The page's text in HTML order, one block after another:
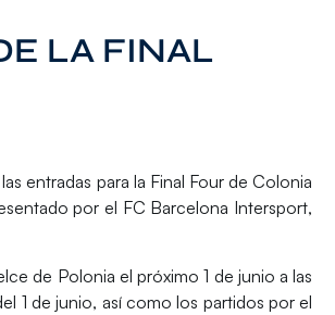
LA FINAL
entradas para la Final Four de Colonia
por el FC Barcelona Intersport,
de Polonia el próximo 1 de junio a las
1 de junio, así como los partidos por el